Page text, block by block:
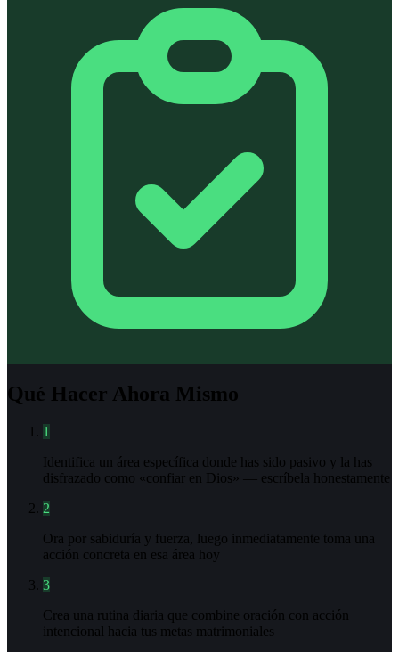
Qué Hacer Ahora Mismo
1
Identifica un área específica donde has sido pasivo y la has
disfrazado como «confiar en Dios» — escríbela honestamente
2
Ora por sabiduría y fuerza, luego inmediatamente toma una
acción concreta en esa área hoy
3
Crea una rutina diaria que combine oración con acción
intencional hacia tus metas matrimoniales